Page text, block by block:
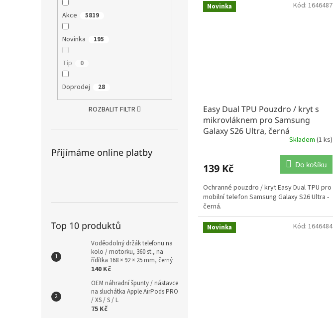
Akce 5819
Novinka 195
Tip 0
Doprodej 28
ROZBALIT FILTR
Přijímáme online platby
Top 10 produktů
Voděodolný držák telefonu na
kolo / motorku, 360 st., na
řídítka 168 × 92 × 25 mm, černý
140 Kč
OEM náhradní špunty / nástavce
na sluchátka Apple AirPods PRO
/ XS / S / L
75 Kč
Novinka
Easy Dual TPU Pouzdro / kryt s
mikrovláknem pro Samsung
Galaxy S26 Ultra, černá
Skladem (1 ks)
139 Kč Do košíku
Ochranné pouzdro / kryt Easy Dual TPU pro
mobilní telefon Samsung Galaxy S26 Ultra -
černá.
Kód: 1646487
Novinka Kód: 1646484